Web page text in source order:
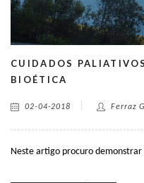
CUIDADOS
BIOÉTICA
02-04-2018 Ferraz
Neste artigo procuro demonstrar